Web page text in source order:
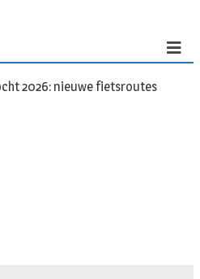
nog zin om te voetballen? Kom